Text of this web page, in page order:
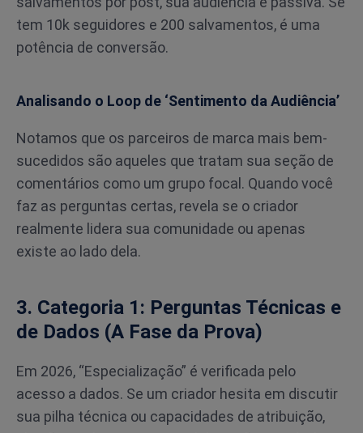
tem 10k seguidores e 200 salvamentos, é uma
potência de conversão.
Analisando o Loop de ‘Sentimento da Audiência’
Notamos que os parceiros de marca mais bem-
sucedidos são aqueles que tratam sua seção de
comentários como um grupo focal. Quando você
faz as perguntas certas, revela se o criador
realmente lidera sua comunidade ou apenas
existe ao lado dela.
3. Categoria 1: Perguntas Técnicas e
de Dados (A Fase da Prova)
Em 2026, “Especialização” é verificada pelo
acesso a dados. Se um criador hesita em discutir
sua pilha técnica ou capacidades de atribuição,